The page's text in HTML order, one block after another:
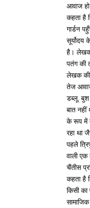
आवाज
कहता है
गार्डन
है। लेखक
पतंग की
लेखक की
तेज
डब्लू. बुश
बात
के रूप में
रहा था
पहले
वाली
चैंतीस
कहता है
किसी